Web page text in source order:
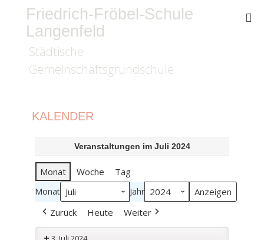
Friedrich-Fröbel-Schule
Langenfeld
Städtische
Gemeinschaftsgrundschule
KALENDER
Veranstaltungen im Juli 2024
Monat Woche Tag
Monat Jahr
Zurück Heute Weiter